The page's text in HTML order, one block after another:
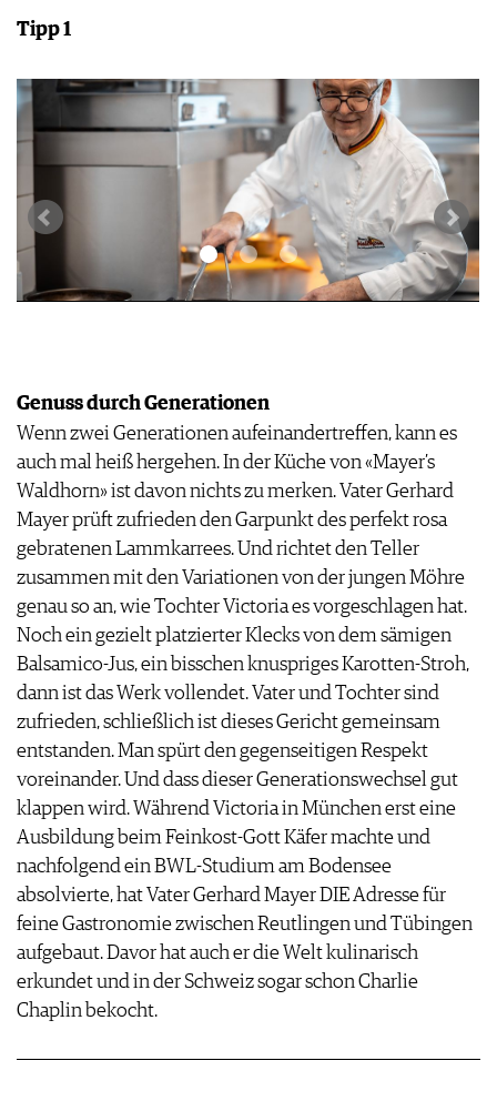
Tipp 1
Genuss durch Generationen
Wenn zwei Generationen aufeinandertreffen, kann es
auch mal heiß hergehen. In der Küche von «Mayer’s
Waldhorn» ist davon nichts zu merken. Vater Gerhard
Mayer prüft zufrieden den Garpunkt des perfekt rosa
gebratenen Lammkarrees. Und richtet den Teller
zusammen mit den Variationen von der jungen Möhre
genau so an, wie Tochter Victoria es vorgeschlagen hat.
Noch ein gezielt platzierter Klecks von dem sämigen
Balsamico-Jus, ein bisschen knuspriges Karotten-Stroh,
dann ist das Werk vollendet. Vater und Tochter sind
zufrieden, schließlich ist dieses Gericht gemeinsam
entstanden. Man spürt den gegenseitigen Respekt
voreinander. Und dass dieser Generationswechsel gut
klappen wird. Während Victoria in München erst eine
Ausbildung beim Feinkost-Gott Käfer machte und
nachfolgend ein BWL-Studium am Bodensee
absolvierte, hat Vater Gerhard Mayer DIE Adresse für
feine Gastronomie zwischen Reutlingen und Tübingen
aufgebaut. Davor hat auch er die Welt kulinarisch
erkundet und in der Schweiz sogar schon Charlie
Chaplin bekocht.